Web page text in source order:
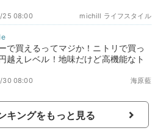
michill ライフスタイル
25 08:00
で買えるってマジか！ニトリで買っ
越えレベル！地味だけど高機能なト
海原藍
30 08:00
キングをもっと見る